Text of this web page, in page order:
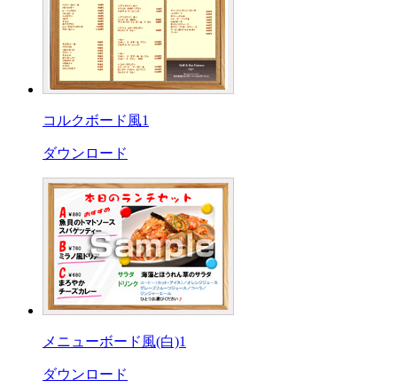
コルクボード風1
ダウンロード
メニューボード風(白)1
ダウンロード